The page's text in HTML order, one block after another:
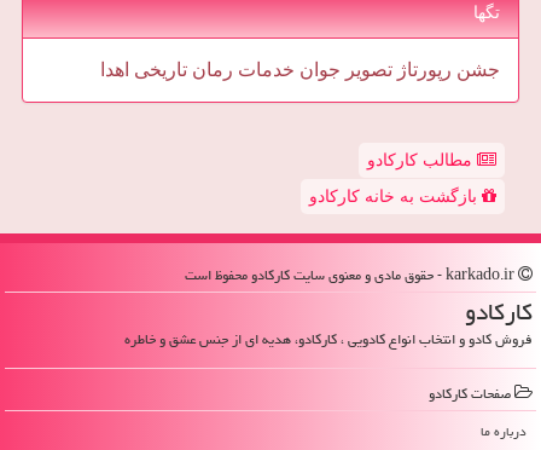
تگها
جشن رپورتاژ تصویر جوان خدمات رمان تاریخی اهدا
مطالب کارکادو
بازگشت به خانه کارکادو
كاركادو
فروش کادو و انتخاب انواع کادویی ، کارکادو، هدیه ای از جنس عشق و خاطره
صفحات كاركادو
درباره ما